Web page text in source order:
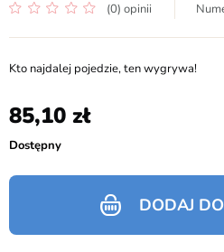
(0) opinii
Kto najdalej pojedzie, ten wygrywa!
85,10
Dostępny
DODAJ